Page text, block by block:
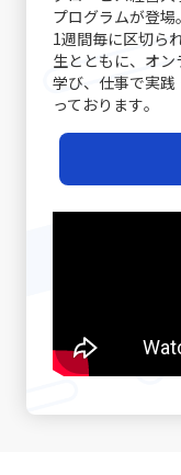
経験が示すよう
双方のコミュニ
えば、新たなプロ
は、各参加者が
後の誤解を避ける
には話の流れか
経験豊富なマネ
める手法を実践
るために、日常的
重要です。論理
ず、情報伝達とコ
す。単なるデー
がその情報をど
です。「ビジネ
いては、相手に正
り、結果として
伝えることがで
のバイアスにも
固定概念や先入
に正しいという
の喪失というリス
が重要です。 第三に、ニッチ戦略です。市場全体ではな
く、特定の顧客
で、競争相手の
けるポルシェの例
ド価値を提供す
レッドオーシャ
ンの戦い方」を
デジタル技術の活
れるようになりました。 例えば、デジタ
ことが求められま
自分自身を見つ
実に捉えるため
は特に、テクノ
る中で、自己管理
慣の見直しにと
めの重要な要素
トについて詳述していきます。
を生むことになり
により、精神的
プログラムが登場｡
1週間毎に区切ら
生とともに、オ
学び、仕事で実
っております｡